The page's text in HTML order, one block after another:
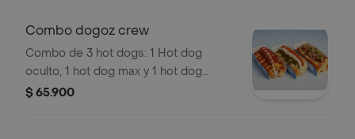
tocineta y salsa de la casa
Combo dogoz crew
Combo de 3 hot dogs: 1 Hot dog
oculto, 1 hot dog max y 1 hot dog
berlin.
$ 65.900